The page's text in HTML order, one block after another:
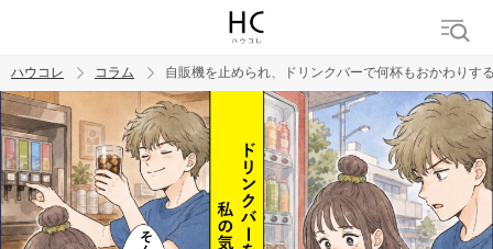
トレンド ワード
男の本音 男ウケ NG行動 彼女 イイ女 婚活
ハウコレ コラム 自販機を止められ、ドリンクバーで何杯もおかわりす